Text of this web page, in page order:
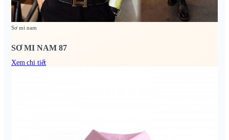
Sơ mi nam
SƠ MI NAM 87
Xem chi tiết